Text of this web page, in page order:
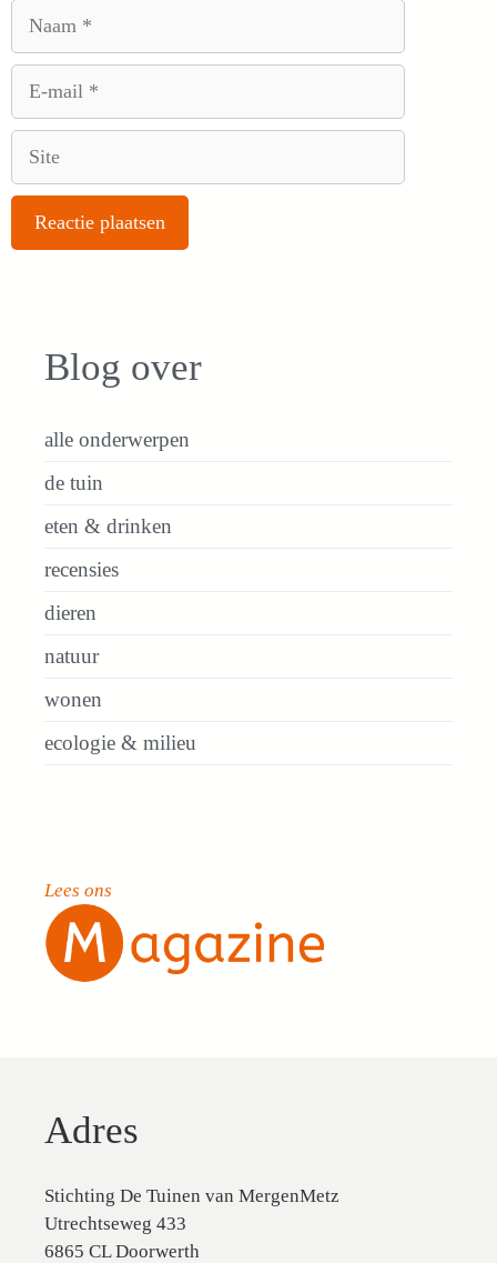
Blog over
alle onderwerpen
de tuin
eten & drinken
recensies
dieren
natuur
wonen
ecologie & milieu
Lees ons
Adres
Stichting De Tuinen van MergenMetz
Utrechtseweg 433
6865 CL Doorwerth